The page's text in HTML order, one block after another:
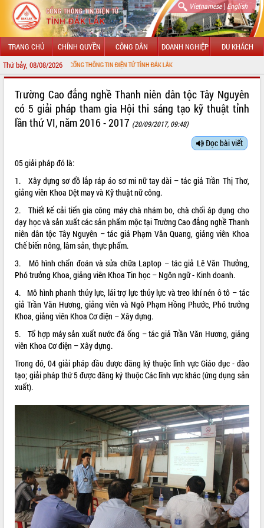
Vietnamese| English
TRANG CHỦ CHÍNH QUYỀN CÔNG DÂN DOANH NGHIỆP DU KHÁCH
Thứ bảy, 08/08/2026
ĐẾN VỚI CỔNG THÔNG TIN ĐIỆN TỬ TỈNH ĐẮK LẮK
LÃNH ĐẠO UBND TỈNH
SỞ, BAN, NGÀNH
UBND CÁC XÃ, PHƯỜNG
THÔNG TIN CHỈ ĐẠO ĐIỀU HÀNH
HỆ THỐNG VĂN BẢN
ĐIỂM TIN VĂN BẢN
QUY HOẠCH - KẾ HOẠCH
Trường Cao đẳng nghề Thanh niên dân tộc Tây Nguyên
có 5 giải pháp tham gia Hội thi sáng tạo kỹ thuật tỉnh
lần thứ VI, năm 2016 - 2017 (20/09/2017, 09:48)
Đọc bài viết
05 giải pháp đó là:
1. Xây dựng sơ đồ lắp ráp áo sơ mi nữ tay dài – tác giả Trần Thị Thơ,
giảng viên Khoa Dệt may và Kỹ thuật nữ công.
2. Thiết kế cải tiến gia công máy chà nhám bo, chà chổi áp dụng cho
dạy học và sản xuất các sản phẩm mộc tại Trường Cao đẳng nghề Thanh
niên dân tộc Tây Nguyên – tác giả Phạm Văn Quang, giảng viên Khoa
Chế biến nông, lâm sản, thực phẩm.
3. Mô hình chẩn đoán và sửa chữa Laptop – tác giả Lê Văn Thưởng,
Phó trưởng Khoa, giảng viên Khoa Tin học – Ngôn ngữ - Kinh doanh.
4. Mô hình phanh thủy lực, lái trợ lực thủy lực và treo khí nén ô tô – tác
giả Trần Văn Hương, giảng viên và Ngô Phạm Hồng Phước, Phó trưởng
Khoa, giảng viên Khoa Cơ điện – Xây dựng.
5. Tổ hợp máy sản xuất nước đá ống – tác giả Trần Văn Hương, giảng
viên Khoa Cơ điện – Xây dựng.
Trong đó, 04 giải pháp đầu được đăng ký thuộc lĩnh vực Giáo dục - đào
tạo; giải pháp thứ 5 được đăng ký thuộc Các lĩnh vực khác (ứng dụng sản
xuất).